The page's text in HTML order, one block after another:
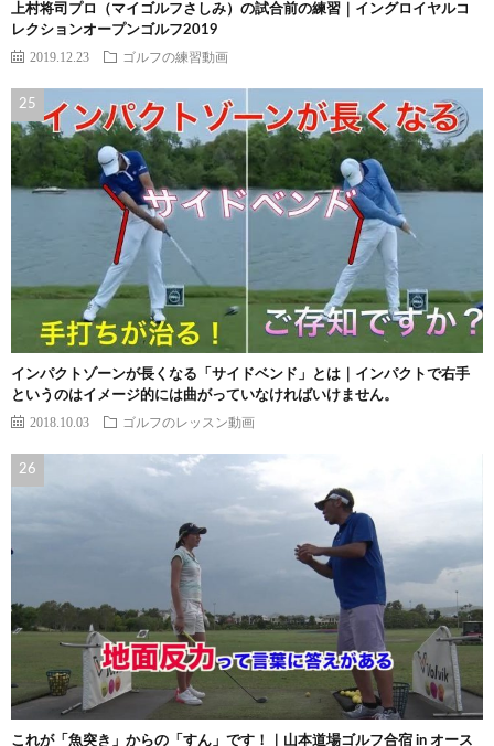
上村将司プロ（マイゴルフさしみ）の試合前の練習｜イングロイヤルコ
レクションオープンゴルフ2019
2019.12.23 ゴルフの練習動画
インパクトゾーンが長くなる「サイドベンド」とは｜インパクトで右手
というのはイメージ的には曲がっていなければいけません。
2018.10.03 ゴルフのレッスン動画
これが「魚突き」からの「すん」です！｜山本道場ゴルフ合宿 in オース